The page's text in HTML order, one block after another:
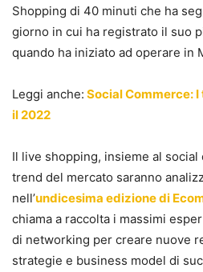
Shopping di 40 minuti che ha
giorno in cui ha registrato il suo
quando ha iniziato ad operare in
Leggi anche: Social Commerce:
il 2022
Il live shopping, insieme al
trend del mercato saranno
nell’undicesima edizione di
chiama a raccolta i massimi
di networking per creare nuove
strategie e business model di